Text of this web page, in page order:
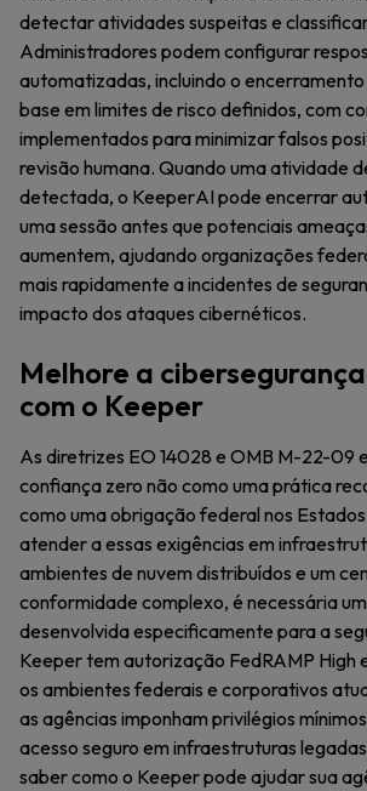
detectar atividades suspeitas e
Administradores podem configurar
automatizadas, incluindo o encerramento
base em limites de risco definidos, com
implementados para minimizar falsos
revisão humana. Quando uma atividade
detectada, o KeeperAI pode encerrar
uma sessão antes que potenciais
aumentem, ajudando organizações
mais rapidamente a incidentes de
impacto dos ataques cibernéticos.
Melhore a
com o Keeper
As diretrizes EO 14028 e OMB M-22-09
confiança zero não como uma prática
como uma obrigação federal nos
atender a essas exigências em
ambientes de nuvem distribuídos e um
conformidade complexo, é necessária
desenvolvida especificamente para a
Keeper tem autorização FedRAMP High
os ambientes federais e corporativos
as agências imponham privilégios
acesso seguro em infraestruturas
saber como o Keeper pode ajudar sua